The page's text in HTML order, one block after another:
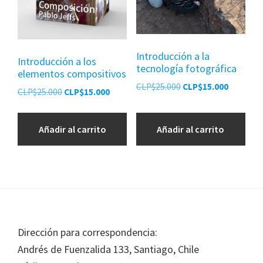
Introducción a los
elementos compositivos
CLP$25.000 El
era:
CLP$25.000.
CLP$15.000El
CLP$15.000.
Añadir al carrito
Introducción a la
tecnología fotográfica
CLP$25.000 El
original
era:
CLP$15.000El
actual
Añadir al carrito
Footer
Dirección para correspondencia:
Andrés de Fuenzalida 133, Santiago, Chile